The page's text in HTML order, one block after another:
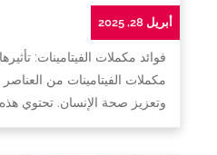
أبريل 28, 2025
فوائد مكملات الفيتامينات:
مكملات الفيتامينات من
وتعزيز صحة الإنسان. تحتوي